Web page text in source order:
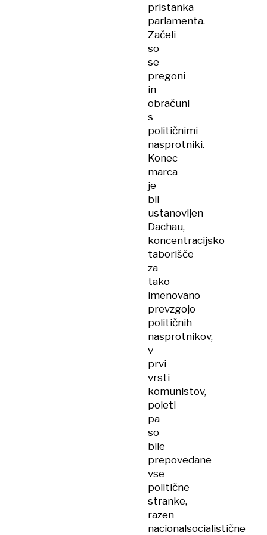
pristanka
parlamenta.
Začeli
so
se
pregoni
in
obračuni
s
političnimi
nasprotniki.
Konec
marca
je
bil
ustanovljen
Dachau,
koncentracijsko
taborišče
za
tako
imenovano
prevzgojo
političnih
nasprotnikov,
v
prvi
vrsti
komunistov,
poleti
pa
so
bile
prepovedane
vse
politične
stranke,
razen
nacionalsocialistične